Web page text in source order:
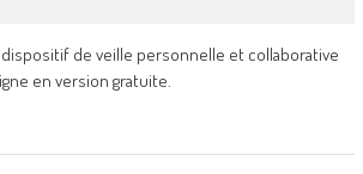
de veille personnelle et collaborative
en version gratuite.